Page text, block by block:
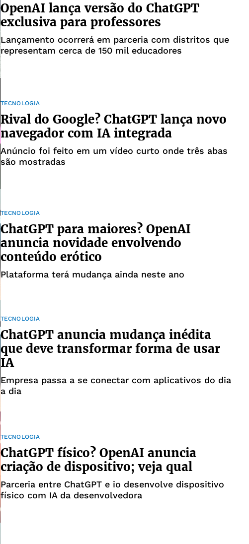
OpenAI lança versão do ChatGPT
exclusiva para professores
Lançamento ocorrerá em parceria com distritos que
representam cerca de 150 mil educadores
TECNOLOGIA
Rival do Google? ChatGPT lança novo
navegador com IA integrada
Anúncio foi feito em um vídeo curto onde três abas
são mostradas
TECNOLOGIA
ChatGPT para maiores? OpenAI
anuncia novidade envolvendo
conteúdo erótico
Plataforma terá mudança ainda neste ano
TECNOLOGIA
ChatGPT anuncia mudança inédita
que deve transformar forma de usar
IA
Empresa passa a se conectar com aplicativos do dia
a dia
TECNOLOGIA
ChatGPT físico? OpenAI anuncia
criação de dispositivo; veja qual
Parceria entre ChatGPT e io desenvolve dispositivo
físico com IA da desenvolvedora